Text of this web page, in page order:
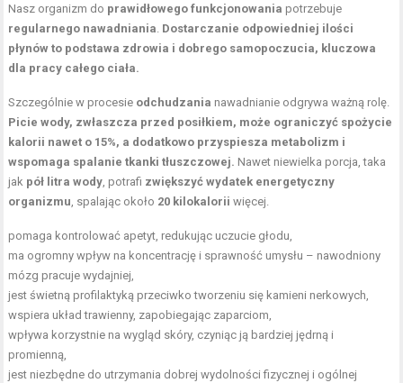
Nasz organizm do prawidłowego funkcjonowania potrzebuje
regularnego nawadniania Dostarczanie odpowiedniej ilości
płynów to podstawa zdrowia i dobrego samopoczucia, kluczowa
dla pracy całego ciała.
Szczególnie w procesie odchudzania nawadnianie odgrywa ważną rolę.
Picie wody, zwłaszcza przed posiłkiem, może ograniczyć spożycie
kalorii nawet o 15%, a dodatkowo przyspiesza metabolizm i
wspomaga spalanietkanki tłuszczowej. Nawet niewielka porcja, taka
jak pół litra wody , potrafi zwiększyć wydatek energetyczny
organizmu , spalając około 20 kilokalorii więcej.
pomaga kontrolować apetyt, redukując uczucie głodu,
ma ogromny wpływ na koncentrację i sprawność umysłu – nawodniony
mózg pracuje wydajniej,
jest świetną profilaktyką przeciwko tworzeniu się kamieni nerkowych,
wspiera układ trawienny, zapobiegając zaparciom,
wpływa korzystnie na wygląd skóry, czyniąc ją bardziej jędrną i
promienną,
jest niezbędne do utrzymania dobrej wydolności fizycznej i ogólnej